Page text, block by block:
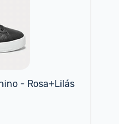
- Rosa+Lilás